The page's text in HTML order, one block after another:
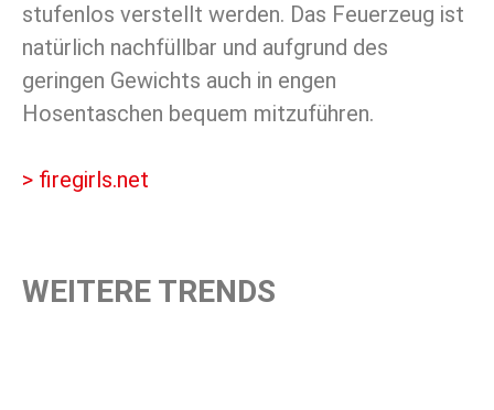
stufenlos verstellt werden. Das Feuerzeug ist
natürlich nachfüllbar und aufgrund des
geringen Gewichts auch in engen
Hosentaschen bequem mitzuführen.
> firegirls.net
WEITERE TRENDS